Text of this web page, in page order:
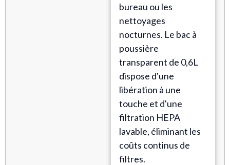
bureau ou les
nettoyages
nocturnes. Le bac à
poussière
transparent de 0,6L
dispose d'une
libération à une
touche et d'une
filtration HEPA
lavable, éliminant les
coûts continus de
filtres.